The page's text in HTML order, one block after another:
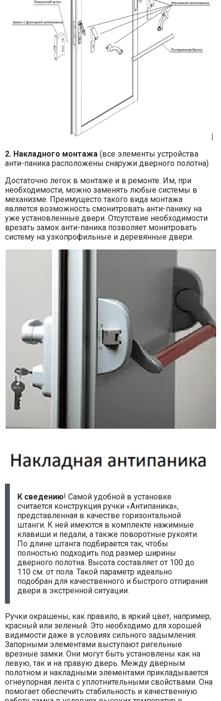
2. Накладного монтажа (все элементы устройства
анти-паника расположены снаружи дверного полотна)
Достаточно легок в монтаже и в ремонте. Им, при
необходимости, можно заменять любые системы в
механизме. Преимущесто такого вида монтажа
является возможность смонитровать анти-панику на
уже установленные двери. Отсутствие необходимости
врезать замок анти-паника позволяет монитровать
систему на узкопрофильные и деревянные двери.
К сведению! Самой удобной в установке
считается конструкция ручки «Антипаника»,
представленная в качестве горизонтальной
штанги. К ней имеются в комплекте нажимные
клавиши и педали, а также поворотные рукояти.
По длине штанга подбирается так, чтобы
полностью подходить под размер ширины
дверного полотна. Высота составляет от 100 до
110 см. от пола. Такой параметр идеально
подобран для качественного и быстрого отпирания
двери в экстренной ситуации.
Ручки окрашены, как правило, в яркий цвет, например,
красный или зеленый. Это необходимо для хорошей
видимости даже в условиях сильного задымления.
Запорными элементами выступают ригельные
врезные замки. Они могут быть установлены как на
левую, так и на правую дверь. Между дверным
полотном и накладными элементами прикладывается
огнеупорная лента с уплотнительными свойствами. Она
помогает обеспечить стабильность и качественную